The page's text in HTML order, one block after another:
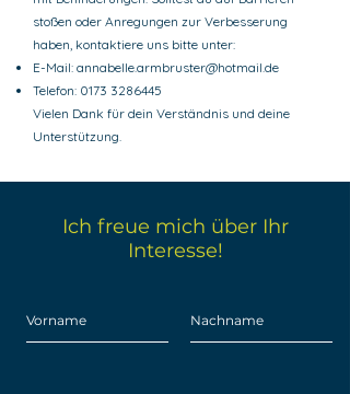
stoßen oder Anregungen zur Verbesserung
haben, kontaktiere uns bitte unter:
E-Mail: annabelle.armbruster@hotmail.de
Telefon: 0173 3286445
Vielen Dank für dein Verständnis und deine
Unterstützung.
Ich freue mich über Ihr
Interesse!